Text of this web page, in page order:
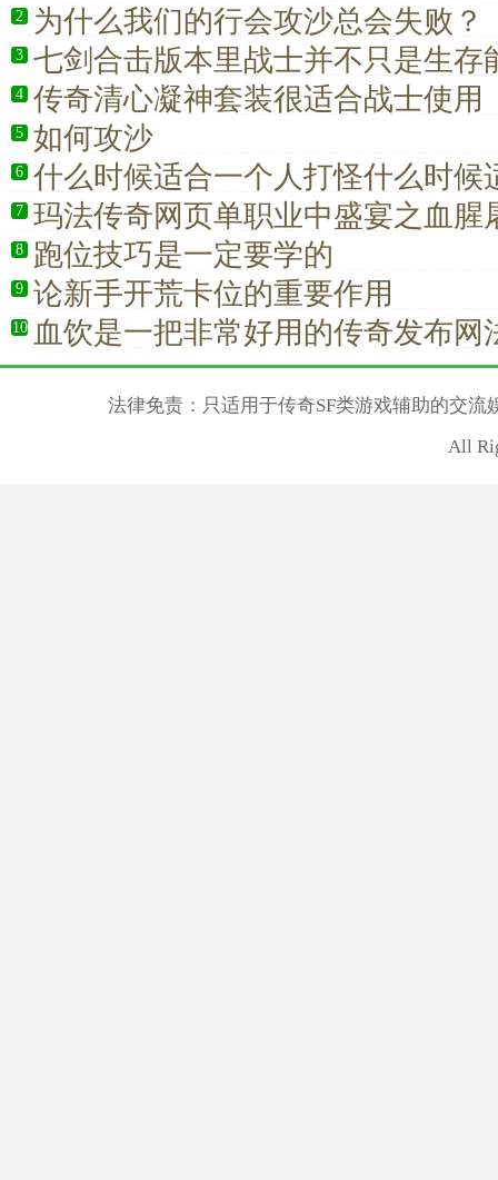
2 为什么我们的行会攻沙总会失败？
3 七剑合击版本里战士并不只是生存
4 传奇清心凝神套装很适合战士使用
5 如何攻沙
6 什么时候适合一个人打怪什么时候
怪
7 玛法传奇网页单职业中盛宴之血腥
8 跑位技巧是一定要学的
9 论新手开荒卡位的重要作用
10 血饮是一把非常好用的传奇发布网
法律免责：只适用于传奇SF类游戏辅助的交
All